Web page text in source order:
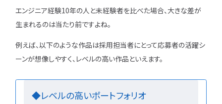
エンジニア経験10年の人と未経験者を比べた場合、大きな差が
生まれるのは当たり前ですよね。
例えば、以下のような作品は採用担当者にとって応募者の活躍シ
ーンが想像しやすく、レベルの高い作品といえます。
◆レベルの高いポートフォリオ